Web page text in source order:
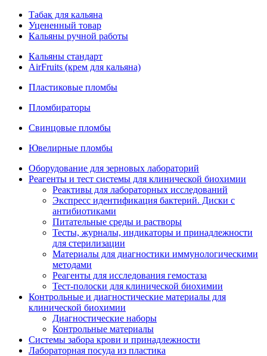
Табак для кальяна
Уцененный товар
Кальяны ручной работы
Кальяны стандарт
AirFruits (крем для кальяна)
Пластиковые пломбы
Пломбираторы
Свинцовые пломбы
Ювелирные пломбы
Оборудование для зерновых лабораторий
Реагенты и тест системы для клинической биохимии
Реактивы для лабораторных исследований
Экспресс идентификация бактерий. Диски с
антибиотиками
Питательные среды и растворы
Тесты, журналы, индикаторы и принадлежности
для стерилизации
Материалы для диагностики иммунологическими
методами
Реагенты для исследования гемостаза
Тест-полоски для клинической биохимии
Контрольные и диагностические материалы для
клинической биохимии
Диагностические наборы
Контрольные материалы
Системы забора крови и принадлежности
Лабораторная посуда из пластика